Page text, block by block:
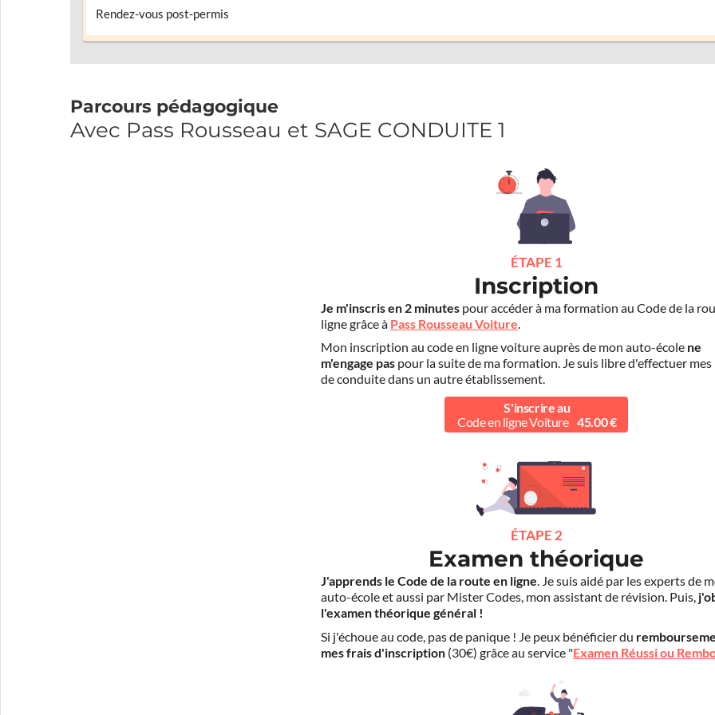
Rendez-vous post-permis
Parcours pédagogique
Avec Pass Rousseau et SAGE CONDUITE 1
ÉTAPE 1
Inscription
Je m'inscris en 2 minutes pour accéder à ma formation au Code de la
ligne grâce à Pass Rousseau Voiture.
Mon inscription au code en ligne voiture auprès de mon auto-école ne
m'engage pas pour la suite de ma formation. Je suis libre d'effectuer mes
de conduite dans un autre établissement.
S'inscrire au
Code en ligne Voiture 45.00 €
ÉTAPE 2
Examen théorique
J'apprends le Code de la route en ligne. Je suis aidé par les experts de
auto-école et aussi par Mister Codes, mon assistant de révision. Puis,
l'examen théorique général !
Si j'échoue au code, pas de panique ! Je peux bénéficier du
mes frais d'inscription (30€) grâce au service "Examen Réussi ou